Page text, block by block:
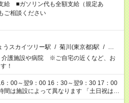
給 ■ガソリン代も全額支給（規定あ
ご相談ください
うスカイツリー駅 / 菊川(東京都)駅 / …
介護施設や病院 ※ご自宅の近くなど、お
！
：00～翌9：00 16：30～翌9：30 17：00
設によって異なります 「土日祝は休
ぎたい」 「もう少し遅い時間から始めた